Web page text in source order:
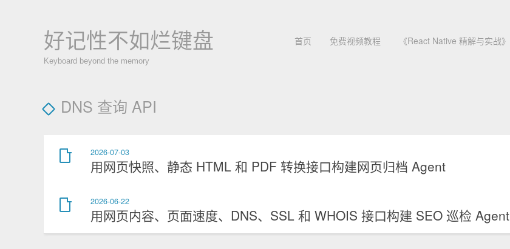
好记性不如烂键盘
Keyboard beyond the memory
首页 免费视频教程 《React Native 精解与实战》
DNS 查询 API
2026-07-03
用网页快照、静态 HTML 和 PDF 转换接口构建网页归档 Agent
2026-06-22
用网页内容、页面速度、DNS、SSL 和 WHOIS 接口构建 SEO 巡检 Agent